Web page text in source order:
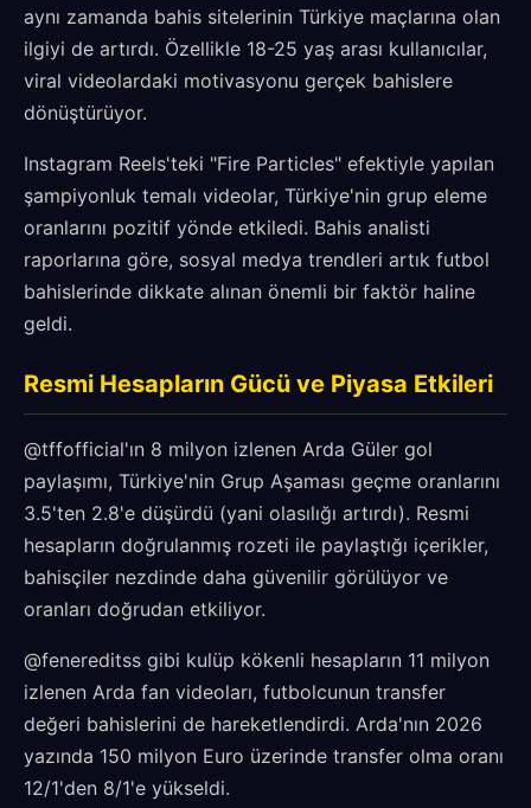
aynı zamanda bahis sitelerinin Türkiye maçlarına olan
ilgiyi de artırdı. Özellikle 18-25 yaş arası kullanıcılar,
viral videolardaki motivasyonu gerçek bahislere
dönüştürüyor.
Instagram Reels'teki "Fire Particles" efektiyle yapılan
şampiyonluk temalı videolar, Türkiye'nin grup eleme
oranlarını pozitif yönde etkiledi. Bahis analisti
raporlarına göre, sosyal medya trendleri artık futbol
bahislerinde dikkate alınan önemli bir faktör haline
geldi.
Resmi Hesapların Gücü ve Piyasa Etkileri
@tffofficial'ın 8 milyon izlenen Arda Güler gol
paylaşımı, Türkiye'nin Grup Aşaması geçme oranlarını
3.5'ten 2.8'e düşürdü (yani olasılığı artırdı). Resmi
hesapların doğrulanmış rozeti ile paylaştığı içerikler,
bahisçiler nezdinde daha güvenilir görülüyor ve
oranları doğrudan etkiliyor.
@fenereditss gibi kulüp kökenli hesapların 11 milyon
izlenen Arda fan videoları, futbolcunun transfer
değeri bahislerini de hareketlendirdi. Arda'nın 2026
yazında 150 milyon Euro üzerinde transfer olma oranı
12/1'den 8/1'e yükseldi.